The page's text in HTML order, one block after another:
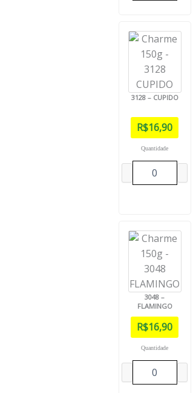
3128 – CUPIDO
R$16,90
Quantidade
3048 –
FLAMINGO
R$16,90
Quantidade